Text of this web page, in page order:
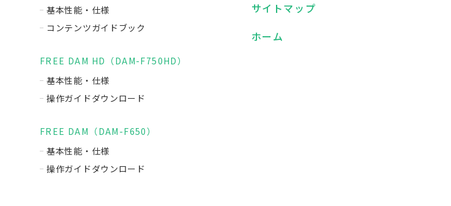
基本性能・仕様
コンテンツガイドブック
FREE DAM HD（DAM-F750HD）
基本性能・仕様
操作ガイドダウンロード
FREE DAM（DAM-F650）
基本性能・仕様
操作ガイドダウンロード
サイトマップ
ホーム